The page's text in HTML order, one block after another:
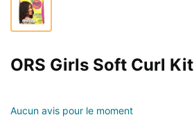
ORS Girls Soft Curl Kit
Aucun avis pour le moment